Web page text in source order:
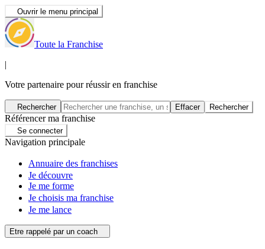
Ouvrir le menu principal
Toute la Franchise
|
Votre partenaire pour réussir en franchise
Rechercher Effacer Rechercher
Référencer ma franchise
Se connecter
Navigation principale
Annuaire des franchises
Je découvre
Je me forme
Je choisis ma franchise
Je me lance
Etre rappelé par un coach